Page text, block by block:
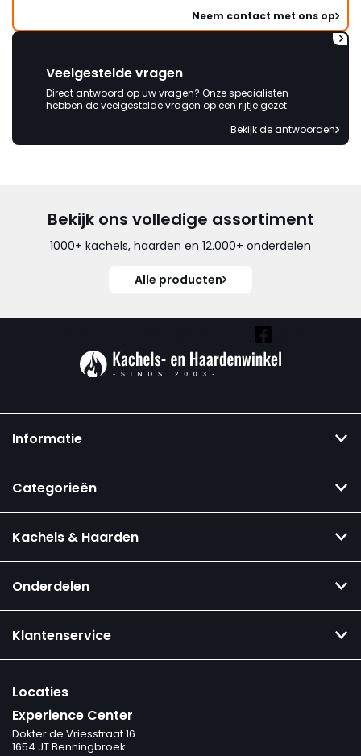
Neem contact met ons op
Veelgestelde vragen
Direct antwoord op uw vragen? Onze specialisten
hebben de veelgestelde vragen op een rijtje gezet
Bekijk de antwoorden
Bekijk ons volledige assortiment
1000+ kachels, haarden en 12.000+ onderdelen
Alle producten
Informatie
Categorieën
Kachels & Haarden
Onderdelen
Klantenservice
Locaties
Experience Center
Dokter de Vriesstraat 16
1654 JT Benningbroek